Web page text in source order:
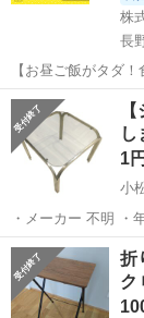
株
長
【お昼ご飯がタダ
レーターや検査作
赴任旅費会社負担
通勤OK！無料駐車
長野
1円
小
・メーカー 不明 ・年式 不明 ・状態 中古品 錆など汚れあり 簡易清掃
済み ・サイズ 幅・奥行:482mm高さ:415mm ・値引き 要相談 ・他商
石川 小松市
折
ク